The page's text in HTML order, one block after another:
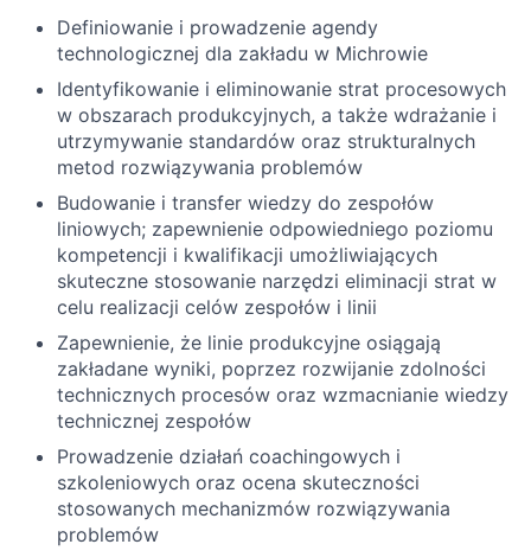
Definiowanie i prowadzenie agendy
technologicznej dla zakładu w Michrowie
Identyfikowanie i eliminowanie strat procesowych
w obszarach produkcyjnych, a także wdrażanie i
utrzymywanie standardów oraz strukturalnych
metod rozwiązywania problemów
Budowanie i transfer wiedzy do zespołów
liniowych; zapewnienie odpowiedniego poziomu
kompetencji i kwalifikacji umożliwiających
skuteczne stosowanie narzędzi eliminacji strat w
celu realizacji celów zespołów i linii
Zapewnienie, że linie produkcyjne osiągają
zakładane wyniki, poprzez rozwijanie zdolności
technicznych procesów oraz wzmacnianie wiedzy
technicznej zespołów
Prowadzenie działań coachingowych i
szkoleniowych oraz ocena skuteczności
stosowanych mechanizmów rozwiązywania
problemów